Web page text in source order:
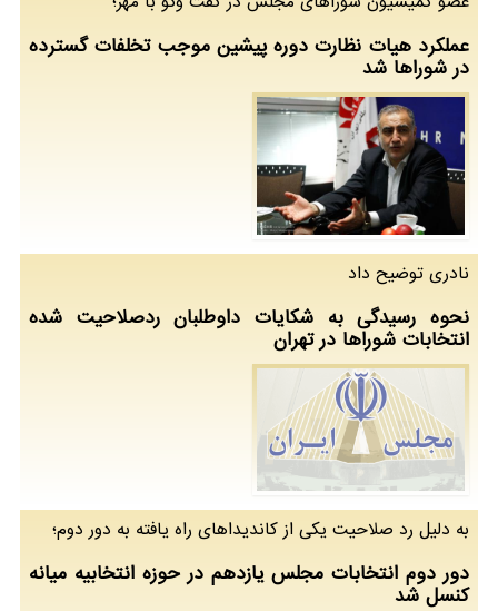
عملكرد هیات نظارت دوره پیشین موجب تخلفات گسترده
در شوراها شد
نادری توضیح داد
نحوه رسیدگی به شكایات داوطلبان ردصلاحیت شده
انتخابات شوراها در تهران
به دلیل رد صلاحیت یكی از كاندیداهای راه یافته به دور دوم؛
دور دوم انتخابات مجلس یازدهم در حوزه انتخابیه میانه
كنسل شد